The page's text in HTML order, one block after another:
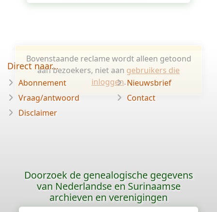
Bovenstaande reclame wordt alleen getoond
aan bezoekers, niet aan gebruikers die
inloggen.
Direct naar...
Abonnement
Vraag/antwoord
Disclaimer
Nieuwsbrief
Contact
Doorzoek de genealogische gegevens
van Nederlandse en Surinaamse
archieven en verenigingen